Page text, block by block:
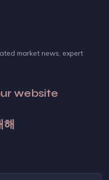
market news, expert
website